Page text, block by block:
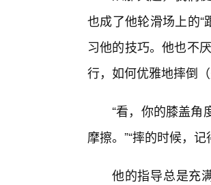
也成了他轮滑场上的
习他的技巧。他也不
行，如何优雅地摔倒
“看，你的膝盖角
摩擦。”“摔的时候，
他的指导总是充